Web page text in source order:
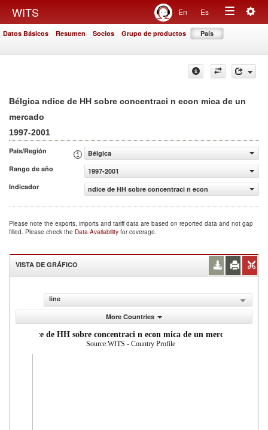
WITS En Es
Toggle
Datos Básicos Resumen Socios Grupo de productos País
Bélgica ndice de HH sobre concentraci n econ mica de un
mercado
1997-2001
País/Región
Bélgica
Rango de año
1997-2001
Indicador
ndice de HH sobre concentraci n econ mica de un
Please note the exports, imports and tariff data are based on reported data and not gap
filled. Please check the Data Availability for coverage.
VISTA DE GRÁFICO
line
More Countries
ndice de HH sobre concentraci n econ mica de un mercado
Source:WITS - Country Profile